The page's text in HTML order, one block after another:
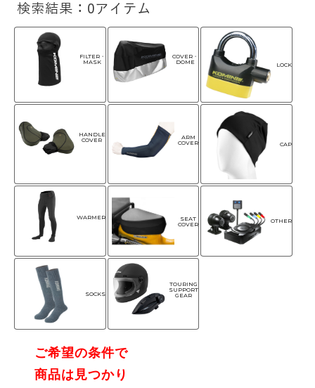
検索結果：0アイテム
FILTER・
MASK
COVER・
DOME
LOCK
HANDLE
COVER
ARM
COVER
CAP
WARMER
SEAT
COVER
OTHER
SOCKS
TOURING
SUPPORT
GEAR
ご希望の条件で
商品は見つかり